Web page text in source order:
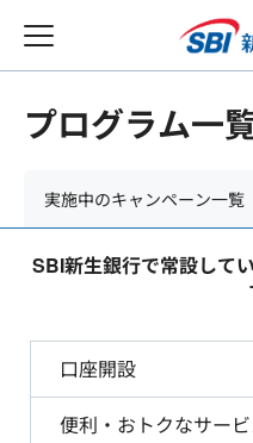
プログラム一
実施中のキャンペーン一覧
SBI新生銀行で常設して
口座開設
便利・おトクなサー